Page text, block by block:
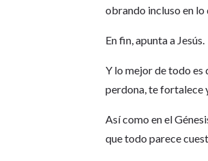
obrando incluso en lo
En fin, apunta a Jesús.
Y lo mejor de todo es
perdona, te fortalece
Así como en el
que todo parece